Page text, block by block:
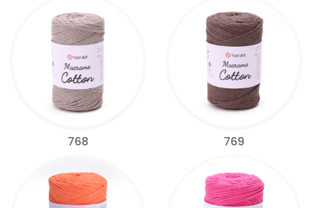
768 769